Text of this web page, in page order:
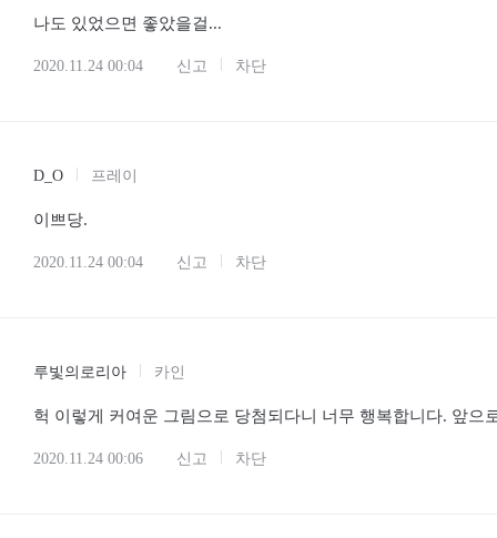
나도 있었으면 좋았을걸...
2020.11.24 00:04 신고 차단
D_O 프레이
이쁘당.
2020.11.24 00:04 신고 차단
루빛의로리아 카인
헉 이렇게 커여운 그림으로 당첨되다니 너무 행복합니다. 앞으
2020.11.24 00:06 신고 차단